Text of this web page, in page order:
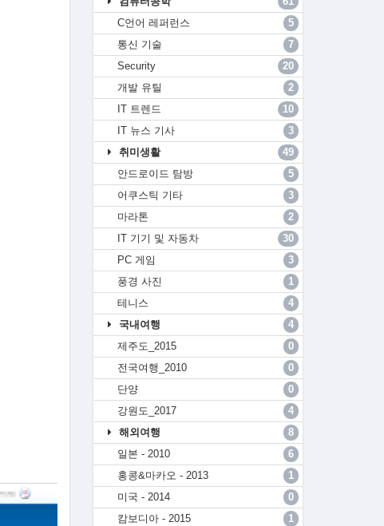
C언어 레퍼런스
5
통신 기술
7
Security
20
개발 유틸
2
IT 트렌드
10
IT 뉴스 기사
3
취미생활
49
안드로이드 탐방
5
어쿠스틱 기타
3
마라톤
2
IT 기기 및 자동차
30
PC 게임
3
풍경 사진
1
테니스
4
국내여행
4
제주도_2015
0
전국여행_2010
0
단양
0
강원도_2017
4
해외여행
8
일본 - 2010
6
홍콩&마카오 - 2013
1
미국 - 2014
0
캄보디아 - 2015
1